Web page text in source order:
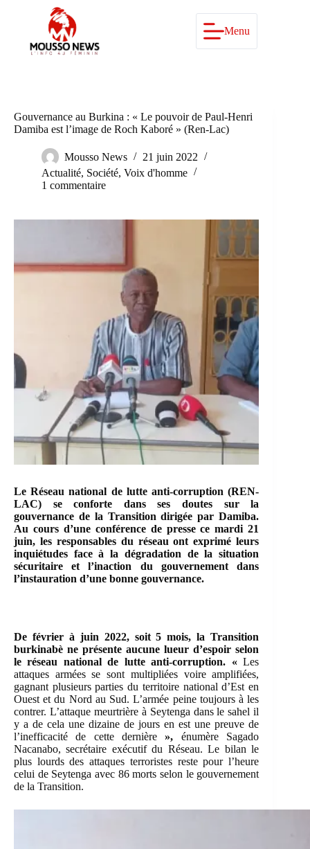
Menu
Gouvernance au Burkina : « Le pouvoir de Paul-Henri
Damiba est l’image de Roch Kaboré » (Ren-Lac)
Mousso News
21 juin 2022
Actualité, Société, Voix d'homme
1 commentaire
Le Réseau national de lutte anti-corruption (REN-
LAC) se conforte dans ses doutes sur la
gouvernance de la Transition dirigée par Damiba.
Au cours d’une conférence de presse ce mardi 21
juin, les responsables du réseau ont exprimé leurs
inquiétudes face à la dégradation de la situation
sécuritaire et l’inaction du gouvernement dans
l’instauration d’une bonne gouvernance.
De février à juin 2022, soit 5 mois, la Transition
burkinabè ne présente aucune lueur d’espoir selon
le réseau national de lutte anti-corruption. «Les
attaques armées se sont multipliées voire amplifiées,
gagnant plusieurs parties du territoire national d’Est en
Ouest et du Nord au Sud. L’armée peine toujours à les
contrer. L’attaque meurtrière à Seytenga dans le sahel il
y a de cela une dizaine de jours en est une preuve de
l’inefficacité de cette dernière », énumère Sagado
Nacanabo, secrétaire exécutif du Réseau. Le bilan le
plus lourds des attaques terroristes reste pour l’heure
celui de Seytenga avec 86 morts selon le gouvernement
de la Transition.